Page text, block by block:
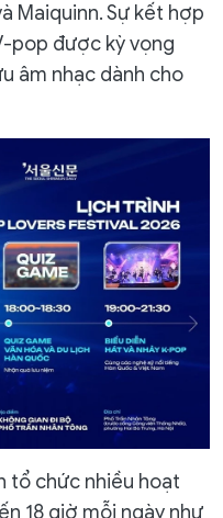
Maiquinn. Sự kết hợp
pop được kỳ vọng
âm nhạc dành cho
tổ chức nhiều hoạt
18 giờ mỗi ngày như